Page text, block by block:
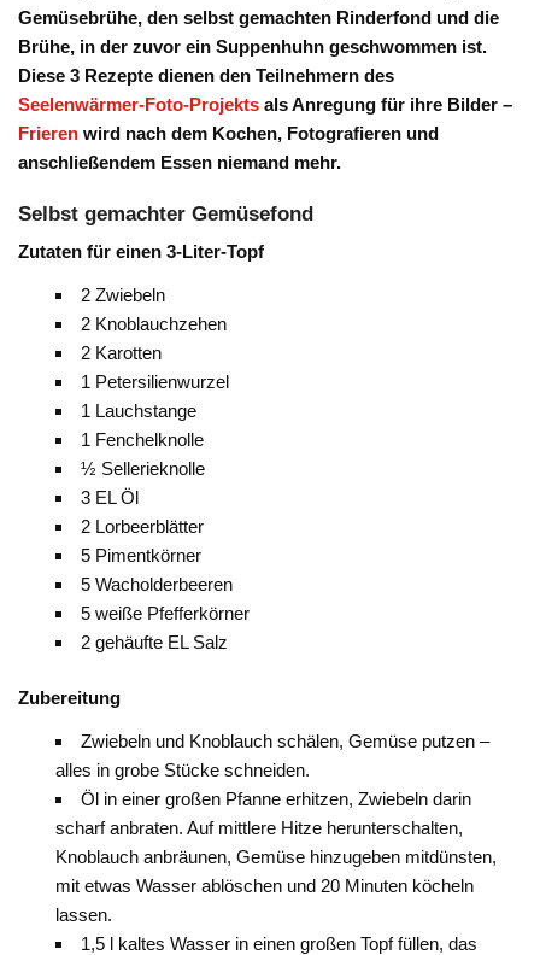
Gemüsebrühe, den selbst gemachten Rinderfond und die
Brühe, in der zuvor ein Suppenhuhn geschwommen ist.
Diese 3 Rezepte dienen den Teilnehmern des
Seelenwärmer-Foto-Projekts als Anregung für ihre Bilder –
Frieren wird nach dem Kochen, Fotografieren und
anschließendem Essen niemand mehr.
Selbst gemachter Gemüsefond
Zutaten für einen 3-Liter-Topf
2 Zwiebeln
2 Knoblauchzehen
2 Karotten
1 Petersilienwurzel
1 Lauchstange
1 Fenchelknolle
½ Sellerieknolle
3 EL Öl
2 Lorbeerblätter
5 Pimentkörner
5 Wacholderbeeren
5 weiße Pfefferkörner
2 gehäufte EL Salz
Zubereitung
Zwiebeln und Knoblauch schälen, Gemüse putzen –
alles in grobe Stücke schneiden.
Öl in einer großen Pfanne erhitzen, Zwiebeln darin
scharf anbraten. Auf mittlere Hitze herunterschalten,
Knoblauch anbräunen, Gemüse hinzugeben mitdünsten,
mit etwas Wasser ablöschen und 20 Minuten köcheln
lassen.
1,5 l kaltes Wasser in einen großen Topf füllen, das